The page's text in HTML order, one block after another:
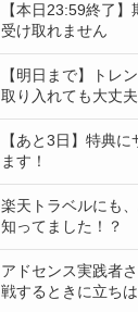
【本日23:59終了
受け取れません
【明日まで】トレ
取り入れても大丈
【あと3日】特典
ます！
楽天トラベルにも
知ってました！？
アドセンス実践者
戦するときに立ち